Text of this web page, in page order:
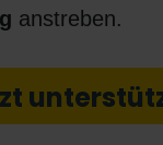
anstreben.